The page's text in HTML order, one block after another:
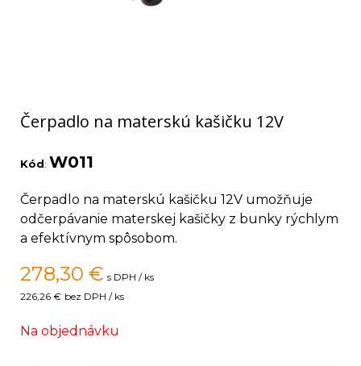
Čerpadlo na materskú kašičku 12V
Kód: W011
Čerpadlo na materskú kašičku 12V umožňuje
odčerpávanie materskej kašičky z bunky rýchlym
a efektívnym spôsobom.
278,30 € s DPH / ks
226,26 € bez DPH / ks
Na objednávku